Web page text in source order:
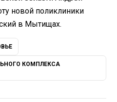
новой поликлиники
в Мытищах.
КОМПЛЕКСА